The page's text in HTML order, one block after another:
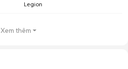
Legion
Xem thêm